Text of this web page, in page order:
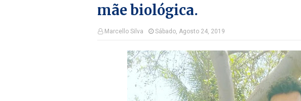
mãe biológica.
Marcello Silva Sábado, Agosto 24, 2019